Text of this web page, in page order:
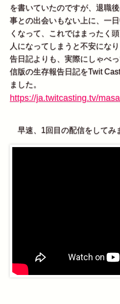
を書いていたのですが、退職
事との出会いもない上に、一
くなって、これではまったく
人になってしまうと不安にな
告日記よりも、実際にしゃべ
信版の生存報告日記をTwit
ました。
https://ja.twitcasting.tv/
早速、1回目の配信をしてみ